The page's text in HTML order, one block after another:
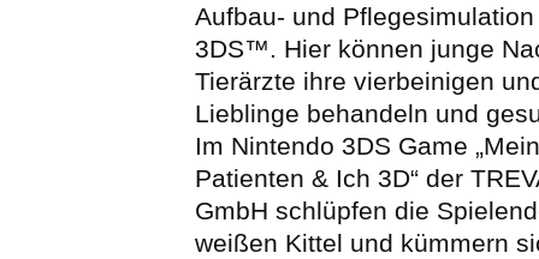
Aufbau- und
3DS™. Hier können junge
Tierärzte ihre vierbeinigen
Lieblinge behandeln und
Im Nintendo 3DS Game
Patienten & Ich 3D“ der
GmbH schlüpfen die
weißen Kittel und kümmern